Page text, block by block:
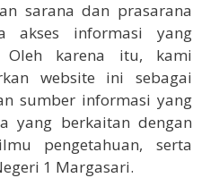
sarana dan prasarana
akses informasi yang
karena itu, kami
website ini sebagai
sumber informasi yang
yang berkaitan dengan
pengetahuan, serta
1 Margasari.